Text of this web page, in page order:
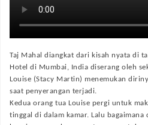
Taj Mahal diangkat dari kisah nyata di
Hotel di Mumbai, India diserang oleh
Louise (Stacy Martin) menemukan
saat penyerangan terjadi.
Kedua orang tua Louise pergi untuk
tinggal di dalam kamar. Lalu bagaimana